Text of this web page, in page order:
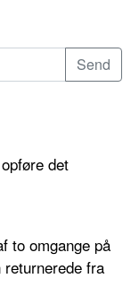
det
to omgange på
fra